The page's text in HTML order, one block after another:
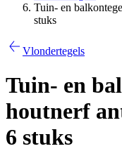
Tuin- en
stuks
Vlondertegels
Tuin- en
houtnerf
6 stuks